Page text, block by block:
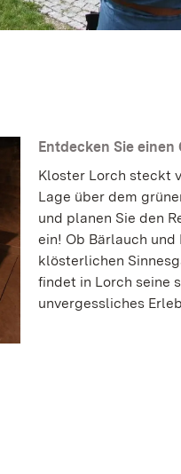
Entdecken Sie
Kloster Lorch steckt
Lage über dem
und planen Sie den
ein! Ob Bärlauch
klösterlichen
findet in Lorch seine
unvergessliches